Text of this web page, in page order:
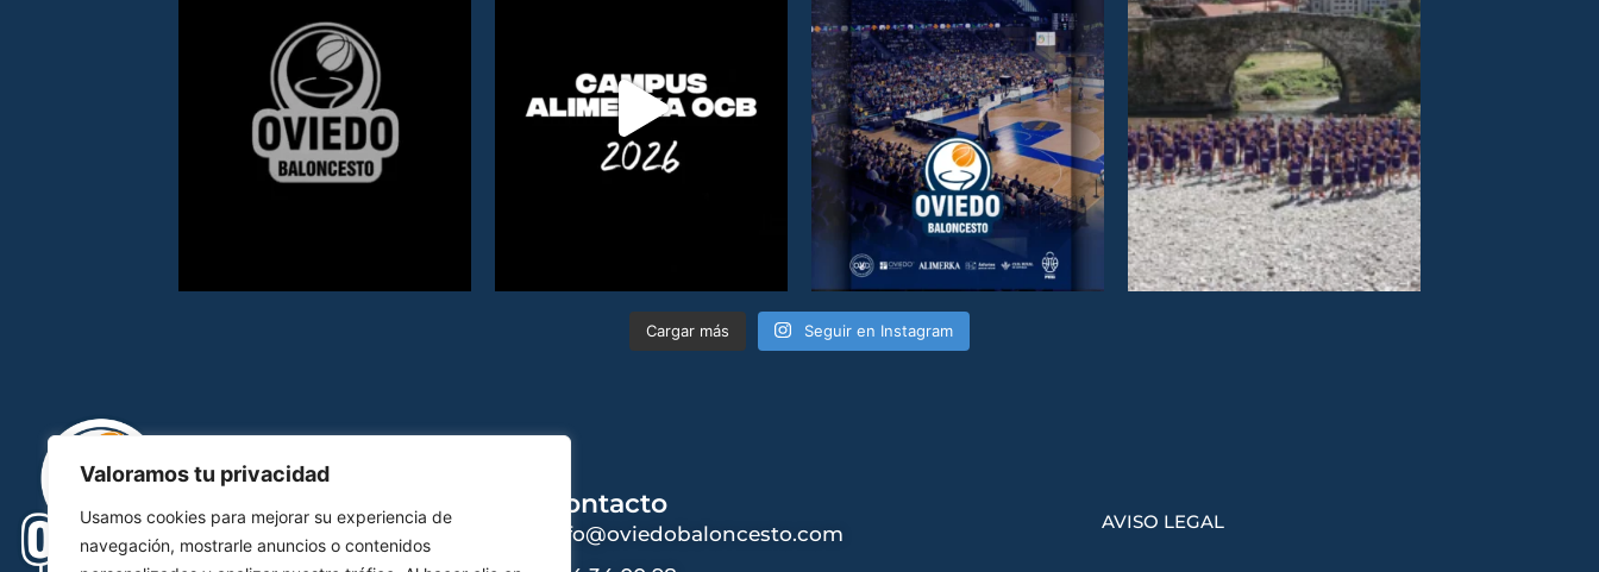
Valoramos tu privacidad
Usamos cookies para mejorar su experiencia de
navegación, mostrarle anuncios o contenidos
Cargar más Seguir en Instagram
Contacto
info@oviedobaloncesto.com
AVISO LEGAL